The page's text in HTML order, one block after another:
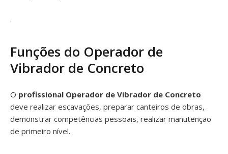
.
Funções do Operador de
Vibrador de Concreto
O profissional Operador de Vibrador de Concreto
deve realizar escavações, preparar canteiros de obras,
demonstrar competências pessoais, realizar manutenção
de primeiro nível.